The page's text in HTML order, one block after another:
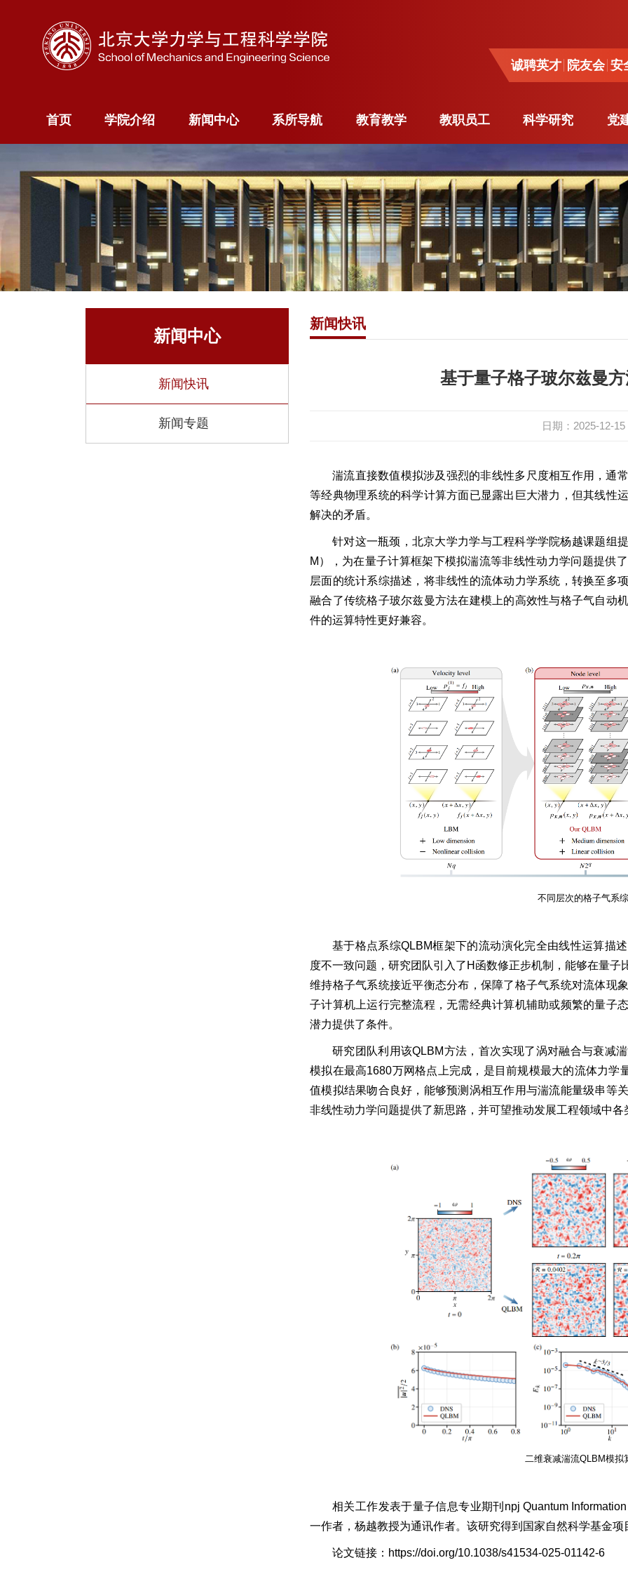
首页 学院介绍
学院概况
院长寄语
院委员会
现任领导
历史沿革
新闻中心
新闻快讯
新闻专题
系所导航
力学系
科学计算与工程
智能系
航空航天工程系
能源与资源工程
系
研究所
教育教学
本科生教育
研究生教育
专业学位研究生
教育
境外学习
留学生
教职员工
杰出人才
师资队伍
各系教员
客座教授
行政人员
博士后
科学研究
科研动态
学术活动
重要项目
奖励荣誉
诚聘英才 院友会 安
首页 学院介绍 新闻中心 系所导航 教育教学 教职员工 科学研究 党
新闻中心
新闻快讯
新闻专题
新闻快讯
基于量子格子玻尔兹曼
日期：2025-12-15
湍流直接数值模拟涉及强烈的非线性多尺度相互作用，通
等经典物理系统的科学计算方面已显露出巨大潜力，但其线性
解决的矛盾。
针对这一瓶颈，北京大学力学与工程科学学院杨越课题组
M），为在量子计算框架下模拟湍流等非线性动力学问题提供
层面的统计系综描述，将非线性的流体动力学系统，转换至多
融合了传统格子玻尔兹曼方法在建模上的高效性与格子气自动
件的运算特性更好兼容。
不同层次的格子气系
基于格点系综QLBM框架下的流动演化完全由线性运算描
度不一致问题，研究团队引入了H函数修正步机制，能够在量
维持格子气系统接近平衡态分布，保障了格子气系统对流体现
子计算机上运行完整流程，无需经典计算机辅助或频繁的量子
潜力提供了条件。
研究团队利用该QLBM方法，首次实现了涡对融合与衰减
模拟在最高1680万网格点上完成，是目前规模最大的流体力学
值模拟结果吻合良好，能够预测涡相互作用与湍流能量级串等
非线性动力学问题提供了新思路，并可望推动发展工程领域中
二维衰减湍流QLBM模拟
相关工作发表于量子信息专业期刊npj Quantum
一作者，杨越教授为通讯作者。该研究得到国家自然科学基金
论文链接： https://doi.org/10.1038/s41534-025-01142-6